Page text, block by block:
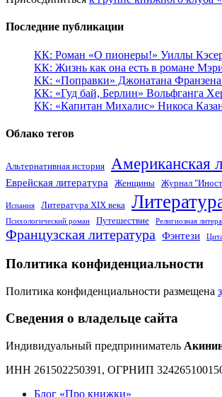
Последние публикации
КК: Роман «О пионеры!» Уиллы Кэсер
КК: Жизнь как она есть в романе
КК: «Поправки» Джонатана Франзена
КК: «Гуд бай, Берлин» Вольфганга
КК: «Капитан Михалис» Никоса
Облако тегов
Альтернативная история Американская
Еврейская литература Женщины Журнал
Испания Литература XIX века
Психологический роман Путешествие Религиозная
Французская литература Фэнтези
Политика конфиденциальности
Политика конфиденциальности размещена
Сведения о владельце сайта
Индивидуальный предприниматель
ИНН 261502250391, ОГРНИП
Блог «Про книжки»